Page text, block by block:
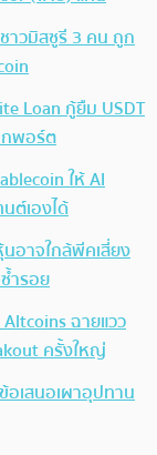
าวมิสซูรี 3 คน ถูก
Loan กู้ยืม USDT
กพอร์ต
ให้ AI
ต์เองได้
อาจใกล้พีคเสี่ยง
ำรอย
ฉายแวว
ครั้งใหญ่
อเสนอเผาอุปทาน